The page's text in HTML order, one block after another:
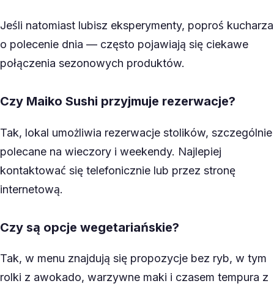
Jeśli natomiast lubisz eksperymenty, poproś kucharza
o polecenie dnia — często pojawiają się ciekawe
połączenia sezonowych produktów.
Czy Maiko Sushi przyjmuje rezerwacje?
Tak, lokal umożliwia rezerwacje stolików, szczególnie
polecane na wieczory i weekendy. Najlepiej
kontaktować się telefonicznie lub przez stronę
internetową.
Czy są opcje wegetariańskie?
Tak, w menu znajdują się propozycje bez ryb, w tym
rolki z awokado, warzywne maki i czasem tempura z